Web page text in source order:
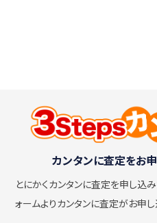
カンタンに査定をお
とにかくカンタンに査定を申し込み
ォームよりカンタンに査定がお申